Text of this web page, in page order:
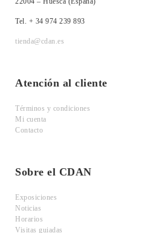
Tel. + 34 974 239 893
tienda@cdan.es
Atención al cliente
Términos y condiciones
Mi cuenta
Contacto
Sobre el CDAN
Exposiciones
Noticias
Horarios
Visitas guiadas